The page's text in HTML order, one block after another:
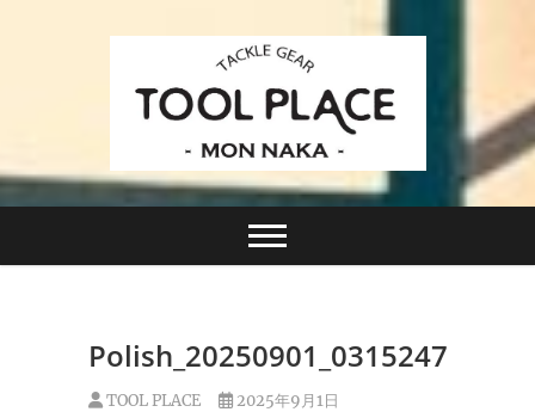
TACKLE GEAR
TOOL PLACE ツー
小さなルアーフィッシングショップ「ツールプレイ
ス」が門前仲町に近日オープン！
Polish_20250901_031524783
TOOL PLACE 2025年9月1日